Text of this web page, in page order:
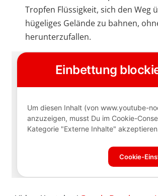
Tropfen Flüssigkeit, sich den Weg
hügeliges Gelände zu bahnen,
herunterzufallen.